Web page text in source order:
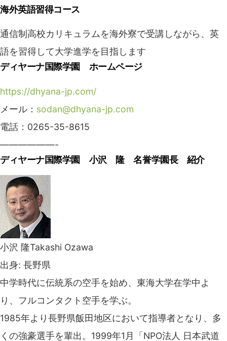
海外英語習得コース
通信制高校カリキュラムを海外寮で受講しながら、英
語を習得して大学進学を目指します
ディヤーナ国際学園 ホームページ
https://dhyana-jp.com/
メール： sodan@dhyana-jp.com
電話：0265-35-8615
——————-
ディヤーナ国際学園 小沢 隆 名誉学園長 紹介
小沢 隆Takashi Ozawa
出身: 長野県
中学時代に伝統系の空手を始め、東海大学在学中よ
り、フルコンタクト空手を学ぶ。
1985年より長野県飯田地区において指導者となり、多
くの強豪選手を輩出。1999年1月「NPO法人 日本武道